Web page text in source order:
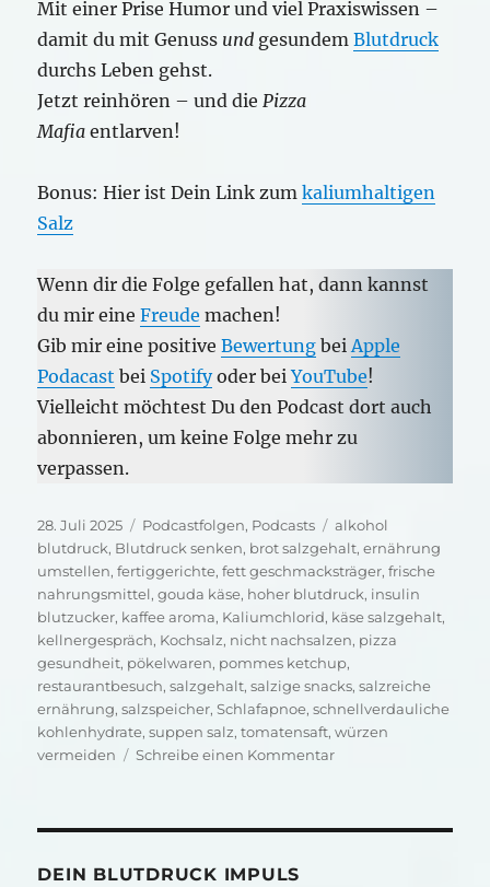
Mit einer Prise Humor und viel Praxiswissen –
damit du mit Genuss und gesundemBlutdruck
durchs Leben gehst.
Jetzt reinhören – und die Pizza
Mafia entlarven!
Bonus: Hier ist Dein Link zumkaliumhaltigen
Salz
Wenn dir die Folge gefallen hat, dann kannst
du mir eineFreude machen!
Gib mir eine positiveBewertung bei Apple
Podacast bei Spotifyoder beiYouTube!
Vielleicht möchtest Du den Podcast dort auch
abonnieren, um keine Folge mehr zu
verpassen.
Veröffentlicht
am
28. Juli 2025 Kategorien
Podcastfolgen, Podcasts Schlagwörter
alkohol
blutdruck, Blutdruck senken, brot salzgehalt,ernährung
umstellen,fertiggerichte,fett geschmacksträger,frische
nahrungsmittel,gouda käse, hoher blutdruck, insulin
blutzucker, kaffee aroma, Kaliumchlorid, käse salzgehalt,
kellnergespräch, Kochsalz, nicht nachsalzen, pizza
gesundheit, pökelwaren, pommes ketchup,
restaurantbesuch,salzgehalt,salzige snacks,salzreiche
ernährung,salzspeicher,Schlafapnoe,schnellverdauliche
kohlenhydrate,suppen salz,tomatensaft,würzen
vermeiden
Schreibe einen Kommentarzu
DEIN BLUTDRUCK IMPULS